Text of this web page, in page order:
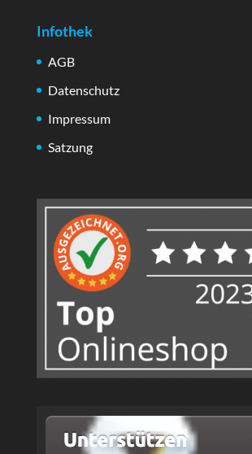
Infothek
AGB
Datenschutz
Impressum
Satzung